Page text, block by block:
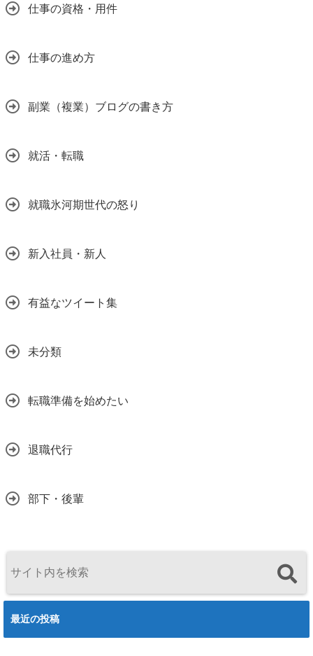
仕事の資格・用件
仕事の進め方
副業（複業）ブログの書き方
就活・転職
就職氷河期世代の怒り
新入社員・新人
有益なツイート集
未分類
転職準備を始めたい
退職代行
部下・後輩
最近の投稿